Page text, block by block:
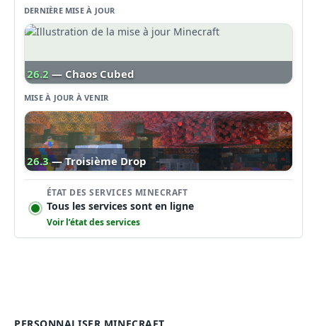
DERNIÈRE MISE À JOUR
26.2 — Chaos Cubed
MISE À JOUR À VENIR
26.3 — Troisième Drop
ÉTAT DES SERVICES MINECRAFT
Tous les services sont en ligne
Voir l’état des services